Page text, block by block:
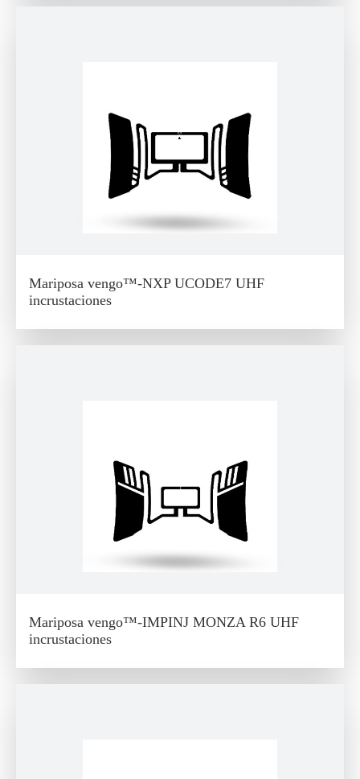
Mariposa vengo™-NXP UCODE7 UHF
incrustaciones
Mariposa vengo™-IMPINJ MONZA R6 UHF
incrustaciones